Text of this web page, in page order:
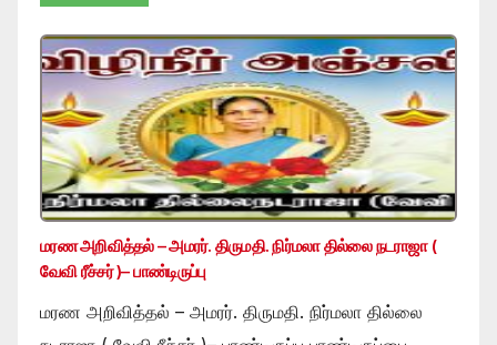
மரண அறிவித்தல் – அமரர். திருமதி. நிர்மலா தில்லை நடராஜா (
வேவி ரீச்சர் )– பாண்டிருப்பு
மரண அறிவித்தல் – அமரர். திருமதி. நிர்மலா தில்லை